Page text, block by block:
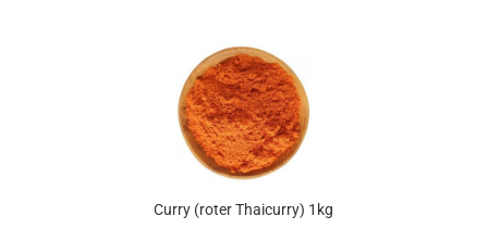
Curry (roter Thaicurry) 1kg